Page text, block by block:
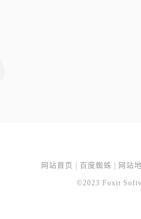
网站首页 百度蜘蛛 网站
©2023 Foxit